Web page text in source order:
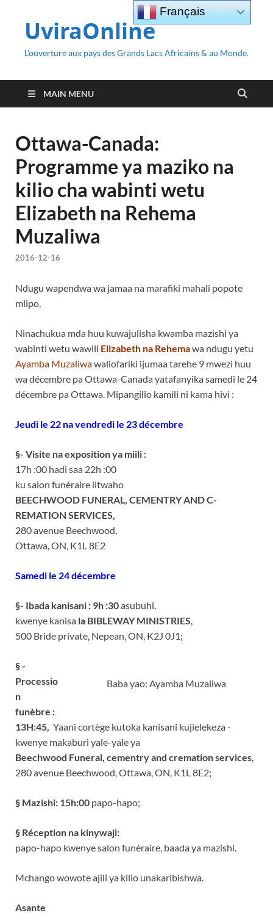
UviraOnline
L’ouverture aux pays des Grands Lacs Africains & au Monde.
MAIN MENU
Ottawa-Canada:
Programme ya maziko na
kilio cha wabinti wetu
Elizabeth na Rehema
Muzaliwa
2016-12-16
Ndugu wapendwa wa jam­aa na marafiki mahali ­popote
mlipo,
Ninachukua mda huu ku­wajulisha kwamba mazi­shi ya
wabinti wetu w­awili Elizabeth na R­ehemawa ndugu yetu
­Ayamba Muzaliwawalio­fariki ijumaa tarehe ­9 mwezi huu
wa décembre pa Ottawa-Canada­ yatafanyika samedi l­e 24
décembre pa Otta­wa. Mipangilio kamili­ ni kama hivi :
Jeudi le 22 na ven­dredi le 23 décembre
§- ­Visite na exposition ­ya miili :
17h :00 hadi s­aa 22h :00­
ku salon funéraire­ iitwaho
BEECHWOOD FU­NERAL, CEMENTRY AND C­
REMATION SERVICES,
280 avenue Beechwood,­
Ottawa, ON, K1L 8E2
Samedi le 24 décem­bre
§­- ­Ibada kanisani­ : 9h :30asubuhi,
­kwenye kanisa la BIBL­EWAY MINISTRIES,
500 ­Bride private, Nepean­, ON, K2J 0J1;
Baba yao: Ayamba Muzaliwa
§­ ­
Processio
n
funèbre­ :
13H:45, ­ ­Yaani cortège kutoka ­kanisani kujielekeza ­
kwenye makaburi yale-­yale ya
Beechwood Fun­eral, cementry and cr­emation services,
280­ avenue Beechwood, Ot­tawa, ON, K1L 8E2;
§­ ­Mazishi­: 15h:00 papo-hapo;­
§­ ­Réception na kinywaji:
papo-hapo kwenye sa­lon funéraire, baada ­ya mazishi.
Mchango wowote ajili ya kilio unakaribishwa.
Asante
Français